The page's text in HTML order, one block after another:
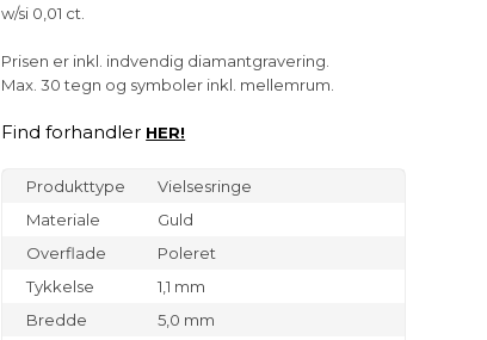
w/si 0,01 ct.
Prisen er inkl. indvendig diamantgravering.
Max. 30 tegn og symboler inkl. mellemrum.
Find forhandler HER!
Produkttype
Vielsesringe
Materiale
Guld
Overflade
Poleret
Tykkelse
1,1 mm
Bredde
5,0 mm